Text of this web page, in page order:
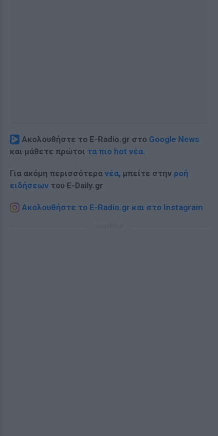
Ακολουθήστε το E-Radio.gr στο Google News
και μάθετε πρώτοι τα πιο hot νέα.
Για ακόμη περισσότερα νέα, μπείτε στην ροή
ειδήσεων του E-Daily.gr
Ακολουθήστε το E-Radio.gr και στο Instagram